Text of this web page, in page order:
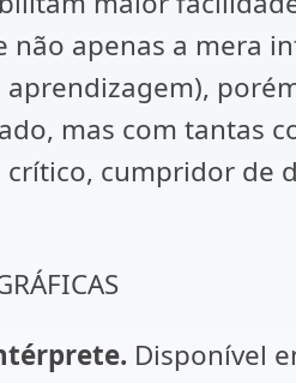
não apenas a mera
mas com tantas
cumpridor de
Disponível